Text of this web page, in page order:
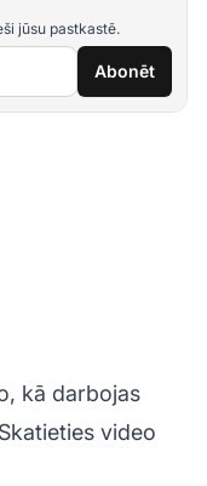
jūsu pastkastē.
Abonēt
kā darbojas
video